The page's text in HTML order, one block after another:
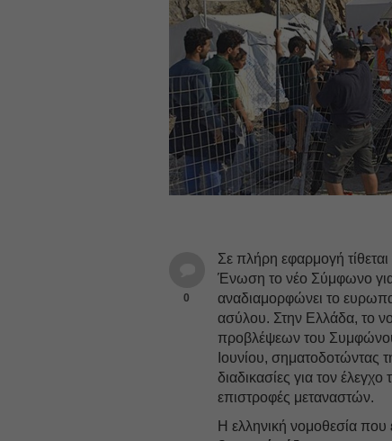
0
Σε πλήρη εφαρμογή
Ένωση το νέο Σύμφωνο
αναδιαμορφώνει το
ασύλου. Στην Ελλάδα, το
προβλέψεων του
Ιουνίου, σηματοδοτώντας
διαδικασίες για τον
επιστροφές μεταναστών.
Η ελληνική νομοθεσία